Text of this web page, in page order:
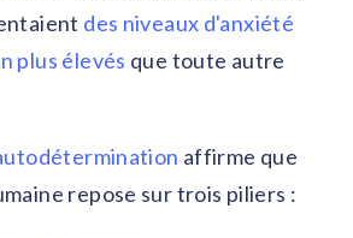
des niveaux d'anxiété
plus élevés que toute autre
affirme que
repose sur trois piliers :